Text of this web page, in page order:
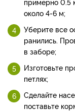
примерно 0.5
около 4-6 м;
Уберите все
ранились.
в заборе;
Изготовьте
петлях;
Сделайте
поставьте